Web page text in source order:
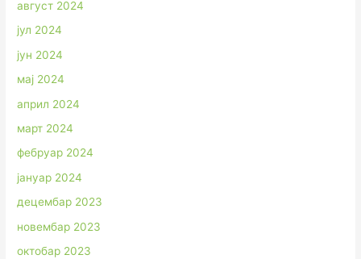
август 2024
јул 2024
јун 2024
мај 2024
април 2024
март 2024
фебруар 2024
јануар 2024
децембар 2023
новембар 2023
октобар 2023